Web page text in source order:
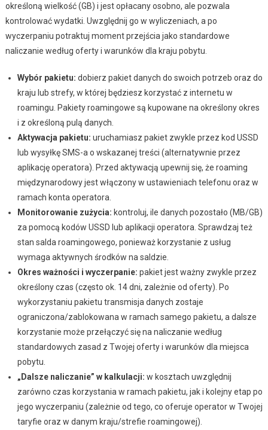
określoną wielkość (GB) i jest opłacany osobno, ale pozwala
kontrolować wydatki. Uwzględnij go w wyliczeniach, a po
wyczerpaniu potraktuj moment przejścia jako standardowe
naliczanie według oferty i warunków dla kraju pobytu.
Wybór pakietu: dobierz pakiet danych do swoich potrzeb oraz do
kraju lub strefy, w której będziesz korzystać z internetu w
roamingu. Pakiety roamingowe są kupowane na określony okres
i z określoną pulą danych.
Aktywacja pakietu: uruchamiasz pakiet zwykle przez kod USSD
lub wysyłkę SMS-a o wskazanej treści (alternatywnie przez
aplikację operatora). Przed aktywacją upewnij się, że roaming
międzynarodowy jest włączony w ustawieniach telefonu oraz w
ramach konta operatora.
Monitorowanie zużycia: kontroluj, ile danych pozostało (MB/GB)
za pomocą kodów USSD lub aplikacji operatora. Sprawdzaj też
stan salda roamingowego, ponieważ korzystanie z usług
wymaga aktywnych środków na saldzie.
Okres ważności i wyczerpanie: pakiet jest ważny zwykle przez
określony czas (często ok. 14 dni, zależnie od oferty). Po
wykorzystaniu pakietu transmisja danych zostaje
ograniczona/zablokowana w ramach samego pakietu, a dalsze
korzystanie może przełączyć się na naliczanie według
standardowych zasad z Twojej oferty i warunków dla miejsca
pobytu.
„Dalsze naliczanie” w kalkulacji: w kosztach uwzględnij
zarówno czas korzystania w ramach pakietu, jak i kolejny etap po
jego wyczerpaniu (zależnie od tego, co oferuje operator w Twojej
taryfie oraz w danym kraju/strefie roamingowej).